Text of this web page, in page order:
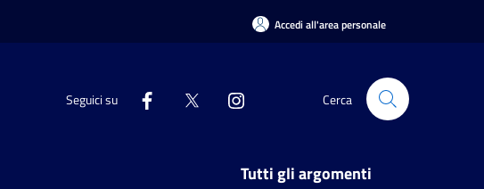
Accedi all'area personale
Seguici su Cerca
Tutti gli argomenti